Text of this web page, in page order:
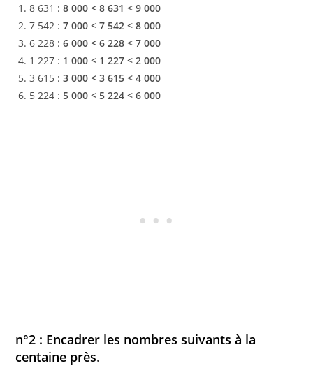
8 631 :8 000 < 8 631 < 9 000
7 542 :7 000 < 7 542 < 8 000
6 228 :6 000 < 6 228 < 7 000
1 227 : 1 000 < 1 227 < 2 000
3 615 :3 000 < 3 615 < 4 000
5 224 :5 000 < 5 224 < 6 000
n°2 : Encadrer les nombres suivants à la
centaine près.